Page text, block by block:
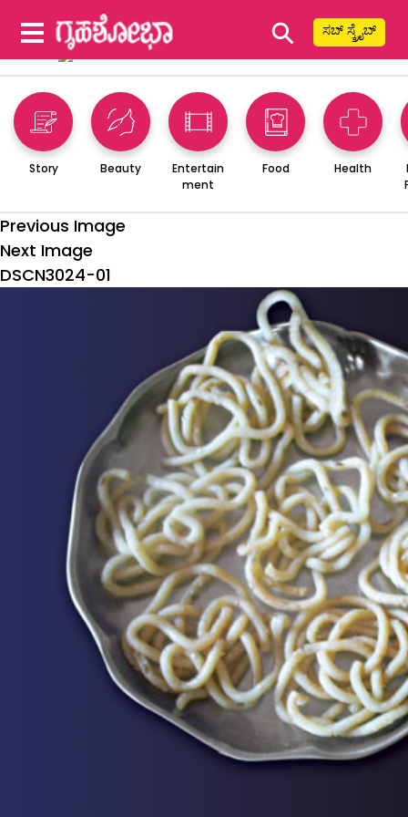
⚲ ಸಬ್ ಸ್ಕ್ರೈಬ್
Story Beauty
Entertain
ment
Food Health
Previous Image
Next Image
DSCN3024-01